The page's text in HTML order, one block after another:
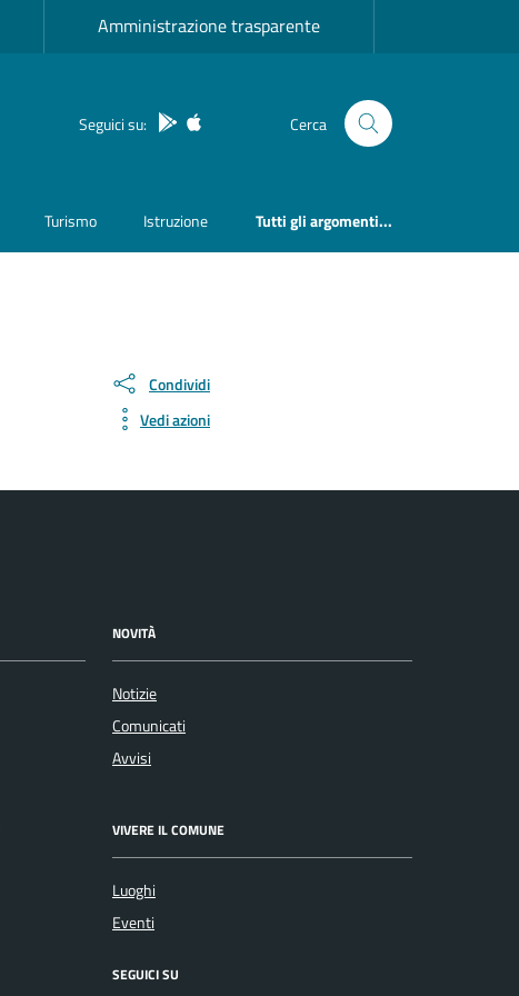
Amministrazione trasparente
Seguici su: App Android
App IOS Cerca
Turismo Istruzione Tutti gli argomenti...
Condividi
Vedi azioni
NOVITÀ
Notizie
Comunicati
Avvisi
VIVERE IL COMUNE
Luoghi
Eventi
SEGUICI SU